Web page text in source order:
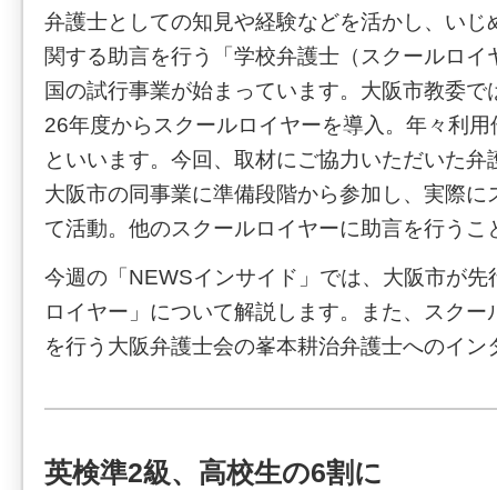
弁護士としての知見や経験などを活かし、いじ
関する助言を行う「学校弁護士（スクールロイ
国の試行事業が始まっています。大阪市教委で
26年度からスクールロイヤーを導入。年々利
といいます。今回、取材にご協力いただいた弁
大阪市の同事業に準備段階から参加し、実際に
て活動。他のスクールロイヤーに助言を行うこ
今週の「NEWSインサイド」では、大阪市が先
ロイヤー」について解説します。また、スクー
を行う大阪弁護士会の峯本耕治弁護士へのイン
英検準2級、高校生の6割に